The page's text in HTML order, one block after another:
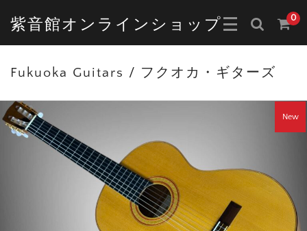
紫音館オンラインショップ 0
Fukuoka Guitars / フクオカ・ギターズ
New